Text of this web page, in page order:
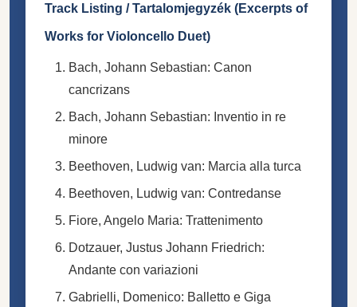
Track Listing / Tartalomjegyzék (Excerpts of
Works for Violoncello Duet)
Bach, Johann Sebastian: Canon
cancrizans
Bach, Johann Sebastian: Inventio in re
minore
Beethoven, Ludwig van: Marcia alla turca
Beethoven, Ludwig van: Contredanse
Fiore, Angelo Maria: Trattenimento
Dotzauer, Justus Johann Friedrich:
Andante con variazioni
Gabrielli, Domenico: Balletto e Giga